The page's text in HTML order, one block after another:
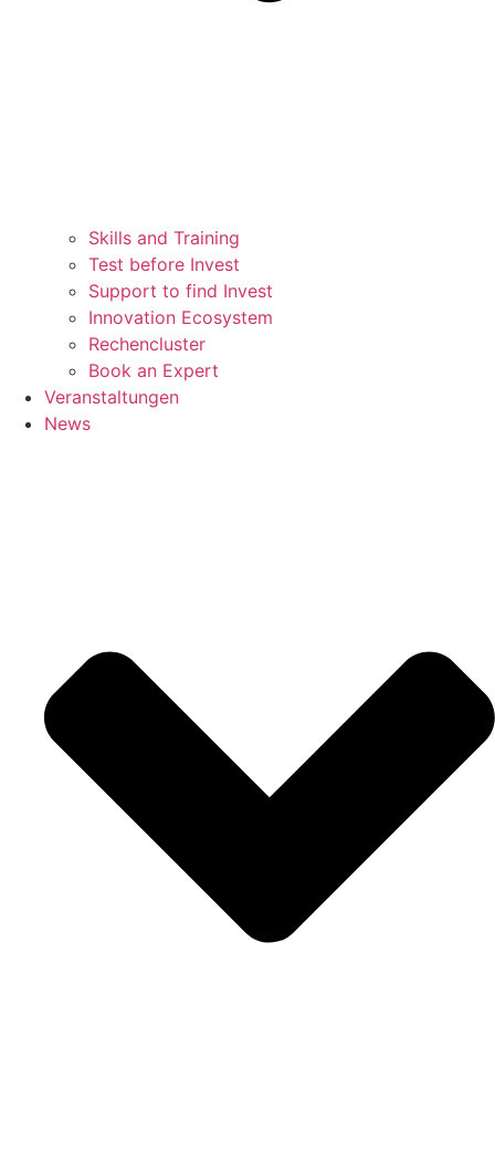
Skills and Training
Test before Invest
Support to find Invest
Innovation Ecosystem
Rechencluster​
Book an Expert
Veranstaltungen
News